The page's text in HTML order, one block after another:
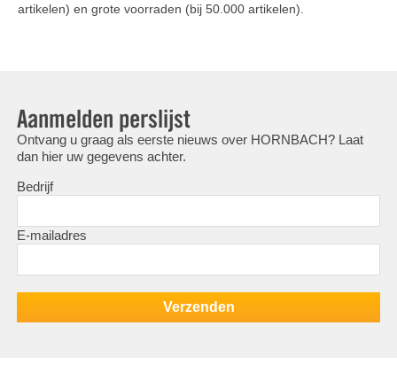
artikelen) en grote voorraden (bij 50.000 artikelen).
Aanmelden perslijst
Ontvang u graag als eerste nieuws over HORNBACH? Laat
dan hier uw gegevens achter.
Bedrijf
E-mailadres